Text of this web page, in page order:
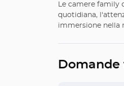
Le camere
quotidiana,
immersione nella